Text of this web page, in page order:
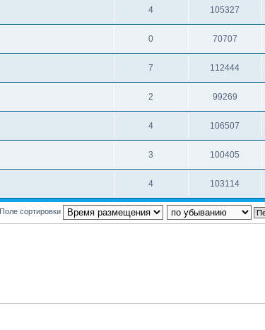
4 105327
0 70707
7 112444
2 99269
4 106507
3 100405
4 103114
Поле сортировки